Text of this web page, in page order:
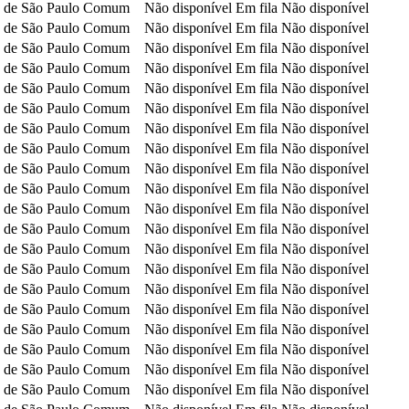
de São Paulo Comum Não disponível Em fila Não disponível
de São Paulo Comum Não disponível Em fila Não disponível
de São Paulo Comum Não disponível Em fila Não disponível
de São Paulo Comum Não disponível Em fila Não disponível
de São Paulo Comum Não disponível Em fila Não disponível
de São Paulo Comum Não disponível Em fila Não disponível
de São Paulo Comum Não disponível Em fila Não disponível
de São Paulo Comum Não disponível Em fila Não disponível
de São Paulo Comum Não disponível Em fila Não disponível
de São Paulo Comum Não disponível Em fila Não disponível
de São Paulo Comum Não disponível Em fila Não disponível
de São Paulo Comum Não disponível Em fila Não disponível
de São Paulo Comum Não disponível Em fila Não disponível
de São Paulo Comum Não disponível Em fila Não disponível
de São Paulo Comum Não disponível Em fila Não disponível
de São Paulo Comum Não disponível Em fila Não disponível
de São Paulo Comum Não disponível Em fila Não disponível
de São Paulo Comum Não disponível Em fila Não disponível
de São Paulo Comum Não disponível Em fila Não disponível
de São Paulo Comum Não disponível Em fila Não disponível